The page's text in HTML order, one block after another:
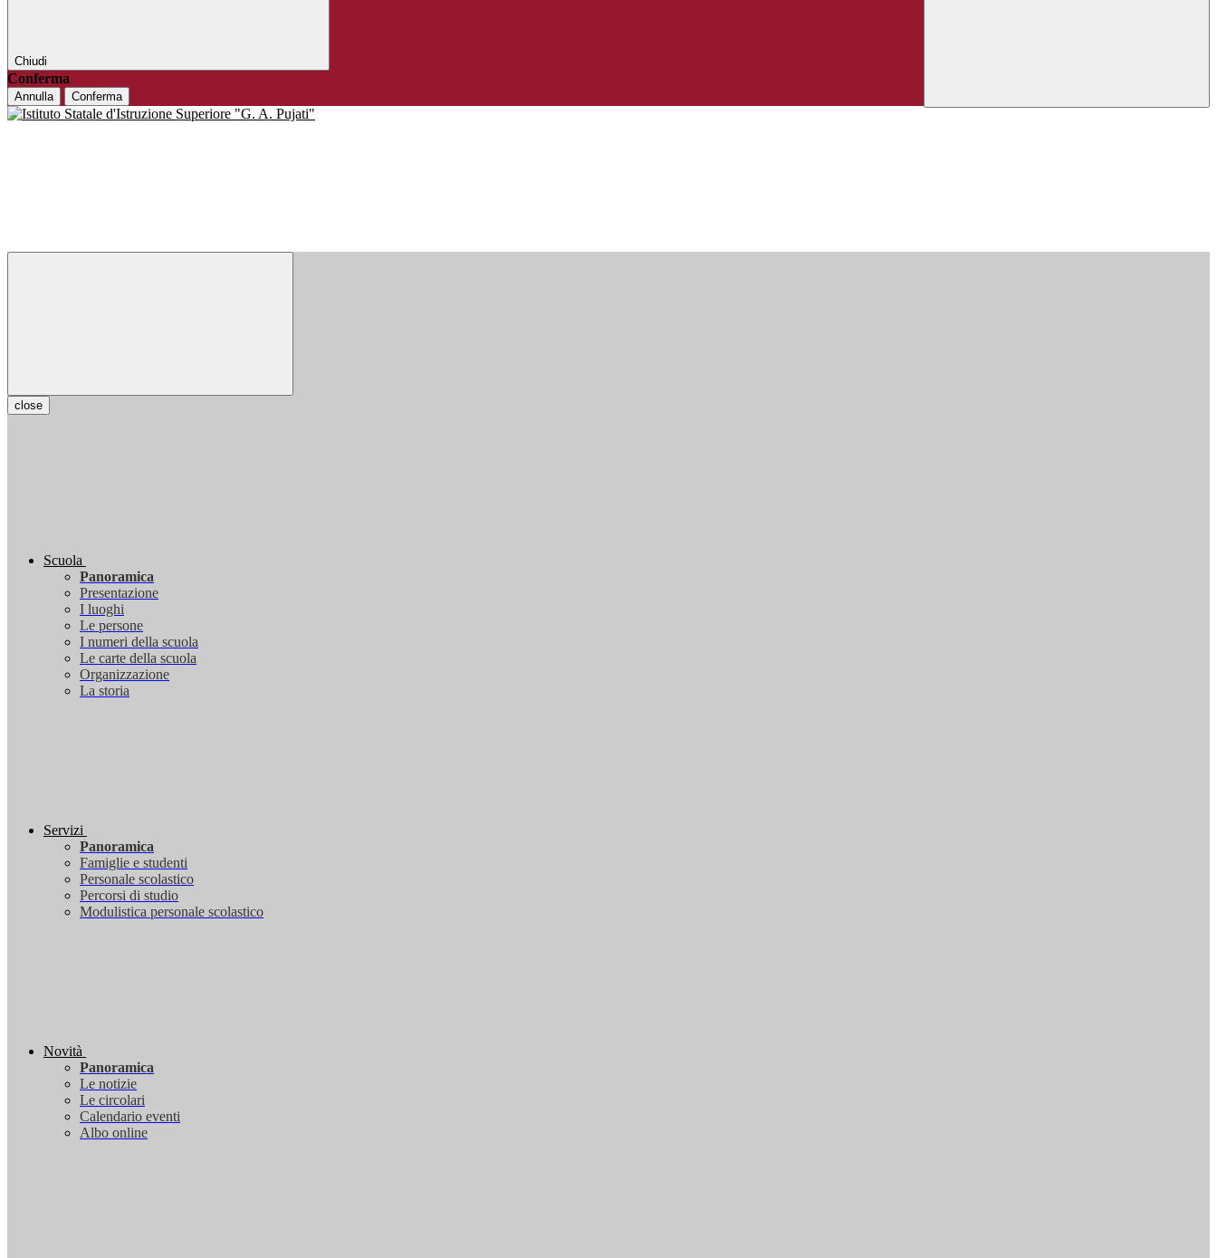
Chiudi
Conferma
Annulla Conferma
close
Scuola
Panoramica
Presentazione
I luoghi
Le persone
I numeri della scuola
Le carte della scuola
Organizzazione
La storia
Servizi
Panoramica
Famiglie e studenti
Personale scolastico
Percorsi di studio
Modulistica personale scolastico
Novità
Panoramica
Le notizie
Le circolari
Calendario eventi
Albo online